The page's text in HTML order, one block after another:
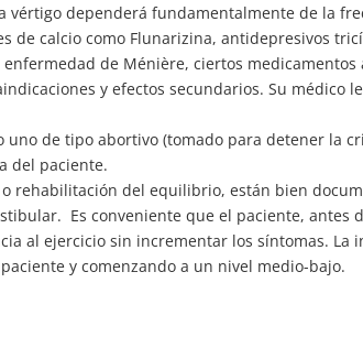
dependerá fundamentalmente de la
de calcio como Flunarizina, antidepresivos
de Ménière, ciertos
y efectos secundarios. Su médico
de tipo abortivo (tomado para detener la
del paciente.
rehabilitación del equilibrio, están bien
Es conveniente que el paciente, antes
al ejercicio sin incrementar los síntomas. La
y comenzando a un nivel medio-bajo.